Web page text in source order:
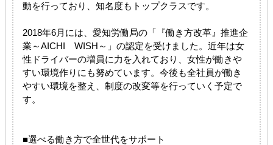
動を行っており、知名度もトップクラスです。
2018年6月には、愛知労働局の「『働き方改革』推進企
業～AICHI WISH～」の認定を受けました。近年は女
性ドライバーの増員に力を入れており、女性が働きや
すい環境作りにも努めています。今後も全社員が働き
やすい環境を整え、制度の改変等を行っていく予定で
す。
■選べる働き方で全世代をサポート